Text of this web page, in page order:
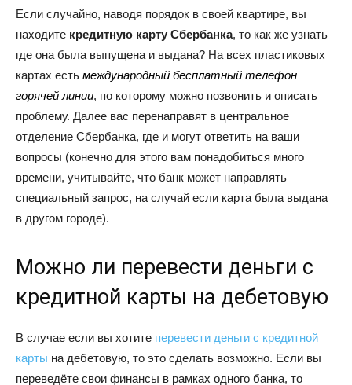
Если случайно, наводя порядок в своей квартире, вы
находите кредитную карту Сбербанка, то как же узнать
где она была выпущена и выдана? На всех пластиковых
картах есть международный бесплатный телефон
горячей линии, по которому можно позвонить и описать
проблему. Далее вас перенаправят в центральное
отделение Сбербанка, где и могут ответить на ваши
вопросы (конечно для этого вам понадобиться много
времени, учитывайте, что банк может направлять
специальный запрос, на случай если карта была выдана
в другом городе).
Можно ли перевести деньги с
кредитной карты на дебетовую
В случае если вы хотите перевести деньги с кредитной
карты на дебетовую, то это сделать возможно. Если вы
переведёте свои финансы в рамках одного банка, то